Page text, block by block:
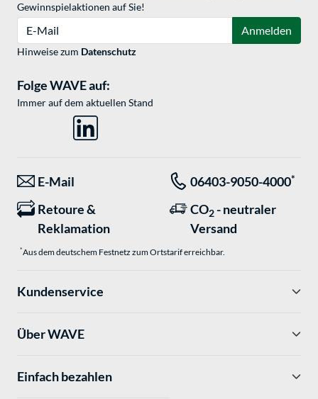
Gewinnspielaktionen auf Sie!
Anmelden
Hinweise zum Datenschutz
Folge WAVE auf:
Immer auf dem aktuellen Stand
E-Mail 06403-9050-4000*
Retoure &
Reklamation
CO2 - neutraler
Versand
*Aus dem deutschem Festnetz zum Ortstarif erreichbar.
Kundenservice
Über WAVE
Einfach bezahlen